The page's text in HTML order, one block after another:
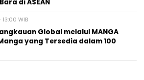
di ASEAN
WIB
Global melalui MANGA
yang Tersedia dalam 100